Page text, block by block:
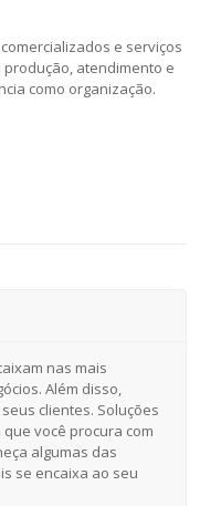
e serviços
atendimento e
como organização.
nas mais
Além disso,
clientes. Soluções
você procura com
algumas das
se encaixa ao seu